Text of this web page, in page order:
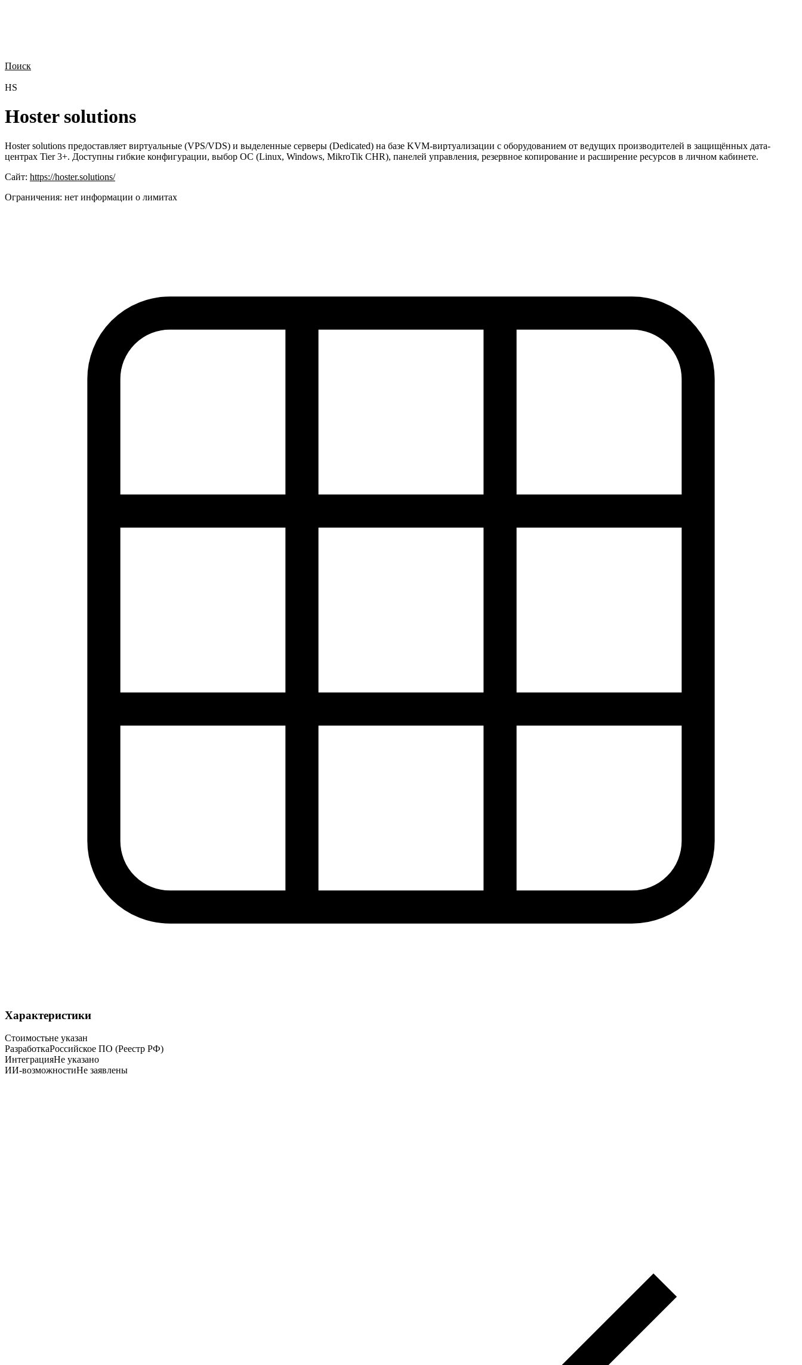
Поиск
HS
Hoster solutions
Hoster solutions предоставляет виртуальные (VPS/VDS) и выделенные серверы (Dedicated) на базе KVM-виртуализации с оборудованием от ведущих производителей в защищённых дата-
центрах Tier 3+. Доступны гибкие конфигурации, выбор ОС (Linux, Windows, MikroTik CHR), панелей управления, резервное копирование и расширение ресурсов в личном кабинете.
Сайт: https://hoster.solutions/
Ограничения: нет информации о лимитах
Характеристики
Стоимостьне указан
РазработкаРоссийское ПО (Реестр РФ)
ИнтеграцияНе указано
ИИ-возможностиНе заявлены